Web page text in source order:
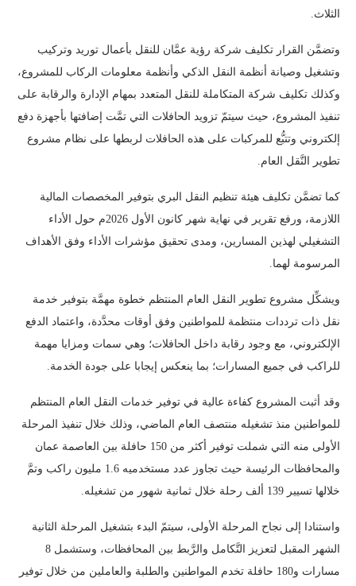
الثلاث.
وتضمَّن القرار تكليف شركة رؤية عمَّان للنقل بأعمال توريد وتركيب
وتشغيل وصيانة أنظمة النقل الذكي وأنظمة معلومات الركاب للمشروع،
وكذلك تكليف شركة المتكاملة للنقل المتعدد بمهام الإدارة والرقابة على
تنفيذ المشروع، حيث سيتمّ تزويد الحافلات التي تمَّت إضافتها بأجهزة دفع
إلكتروني وتتبُّع للمركبات على هذه الحافلات لربطها على نظام مشروع
تطوير النَّقل العام.
كما تضمَّن تكليف هيئة تنظيم النقل البري بتوفير المخصصات المالية
اللازمة، ورفع تقرير في نهاية شهر كانون الأول 2026م حول الأداء
التشغيلي لهذين المسارين، ومدى تحقيق مؤشرات الأداء وفق الأهداف
المرسومة لهما.
ويشكِّل مشروع تطوير النقل العام المنتظم خطوة مهمَّة بتوفير خدمة
نقل ذات ترددات منتظمة للمواطنين وفق أوقات محدَّدة، واعتماد الدفع
الإلكتروني، مع وجود رقابة داخل الحافلات؛ وهي سمات ومزايا مهمة
للراكب في جميع المسارات؛ بما ينعكس إيجابا على جودة الخدمة.
وقد أثبت المشروع كفاءة عالية في توفير خدمات النقل العام المنتظم
للمواطنين منذ تشغيله منتصف العام الماضي، وذلك خلال تنفيذ المرحلة
الأولى منه التي شملت توفير أكثر من 150 حافلة بين العاصمة عمان
والمحافظات الرئيسة حيث تجاوز عدد مستخدميه 1.6 مليون راكب وتمَّ
خلالها تسيير 139 ألف رحلة خلال ثمانية شهور من تشغيله.
واستنادا إلى نجاح المرحلة الأولى، سيتمّ البدء بتشغيل المرحلة الثانية
الشهر المقبل لتعزيز التَّكامل والرَّبط بين المحافظات، وستشمل 8
مسارات و180 حافلة تخدم المواطنين والطلبة والعاملين من خلال توفير